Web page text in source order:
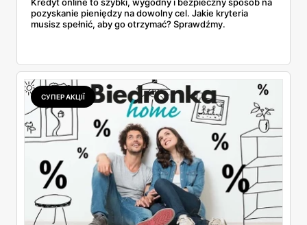
Kredyt online to szybki, wygodny i bezpieczny sposób na
pozyskanie pieniędzy na dowolny cel. Jakie kryteria
musisz spełnić, aby go otrzymać? Sprawdźmy.
СУПЕР АКЦІЇ